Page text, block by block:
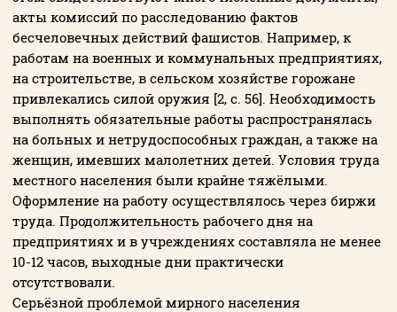
акты комиссий по расследованию фактов
бесчеловечных действий фашистов. Например, к
работам на военных и коммунальных предприятиях,
на строительстве, в сельском хозяйстве горожане
привлекались силой оружия [2, с. 56]. Необходимость
выполнять обязательные работы распространялась
на больных и нетрудоспособных граждан, а также на
женщин, имевших малолетних детей. Условия труда
местного населения были крайне тяжёлыми.
Оформление на работу осуществлялось через биржи
труда. Продолжительность рабочего дня на
предприятиях и в учреждениях составляла не менее
10-12 часов, выходные дни практически
отсутствовали.
Серьёзной проблемой мирного населения